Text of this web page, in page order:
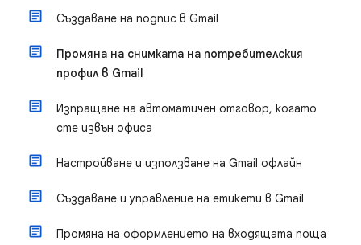
Създаване на подпис в Gmail
Промяна на снимката на потребителския
профил в Gmail
Изпращане на автоматичен отговор, когато
сте извън офиса
Настройване и използване на Gmail офлайн
Създаване и управление на етикети в Gmail
Промяна на оформлението на входящата поща